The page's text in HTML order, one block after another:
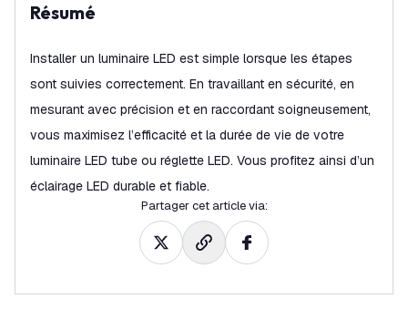
Résumé
Installer un luminaire LED est simple lorsque les étapes
sont suivies correctement. En travaillant en sécurité, en
mesurant avec précision et en raccordant soigneusement,
vous maximisez l’efficacité et la durée de vie de votre
luminaire LED tube ou réglette LED. Vous profitez ainsi d’un
éclairage LED durable et fiable.
Partager cet article via: